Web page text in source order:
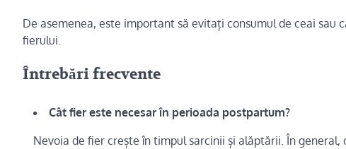
De asemenea, este important să evitați consumul de ceai
fierului.
Întrebări frecvente
Cât fier este necesar în perioada postpartum?
Nevoia de fier crește în timpul sarcinii și alăptării. În